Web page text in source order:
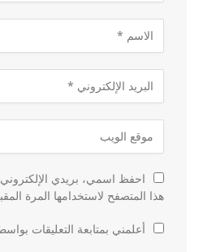
احفظ اسمي، بريدي
هذا المتصفح لاستخدامها المرة
أعلمني بمتابعة التعليقات